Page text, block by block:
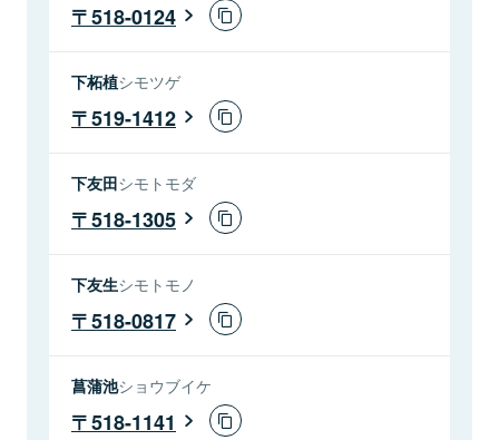
518-0124
下柘植シモツゲ
519-1412
下友田シモトモダ
518-1305
下友生シモトモノ
518-0817
菖蒲池ショウブイケ
518-1141